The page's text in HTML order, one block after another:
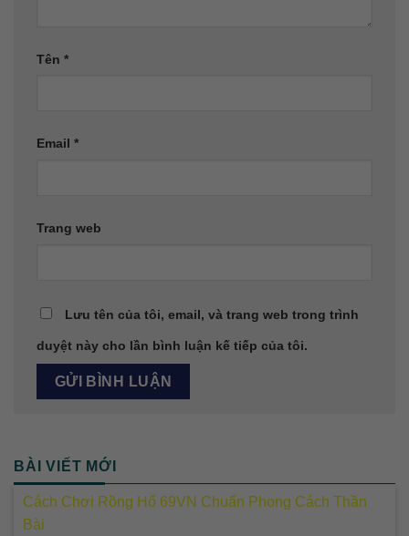
Tên *
Email *
Trang web
Lưu tên của tôi, email, và trang web trong trình
duyệt này cho lần bình luận kế tiếp của tôi.
BÀI VIẾT MỚI
Cách Chơi Rồng Hổ 69VN Chuẩn Phong Cách Thần
Bài